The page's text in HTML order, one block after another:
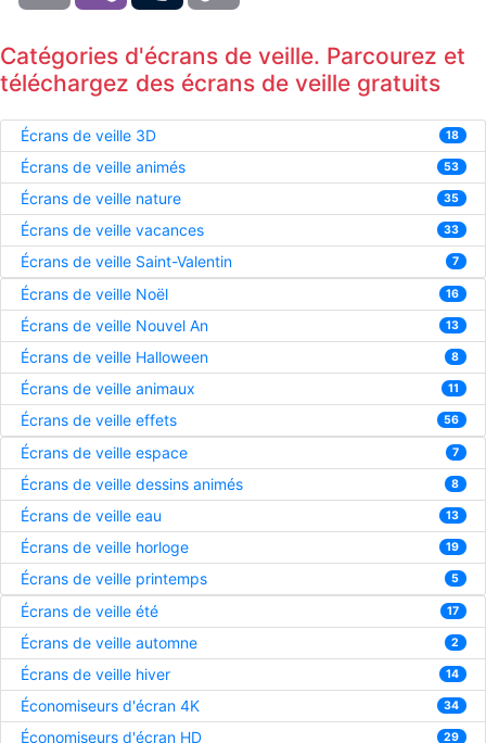
Catégories d'écrans de veille. Parcourez et
téléchargez des écrans de veille gratuits
Écrans de veille 3D 18
Écrans de veille animés 53
Écrans de veille nature 35
Écrans de veille vacances 33
Écrans de veille Saint-Valentin 7
Écrans de veille Noël 16
Écrans de veille Nouvel An 13
Écrans de veille Halloween 8
Écrans de veille animaux 11
Écrans de veille effets 56
Écrans de veille espace 7
Écrans de veille dessins animés 8
Écrans de veille eau 13
Écrans de veille horloge 19
Écrans de veille printemps 5
Écrans de veille été 17
Écrans de veille automne 2
Écrans de veille hiver 14
Économiseurs d'écran 4K 34
Économiseurs d'écran HD 29